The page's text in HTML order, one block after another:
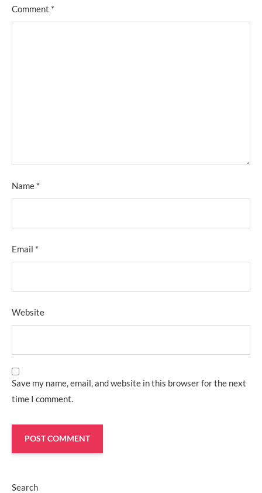
Comment *
Name *
Email *
Website
Save my name, email, and website in this browser for the next
time I comment.
Search